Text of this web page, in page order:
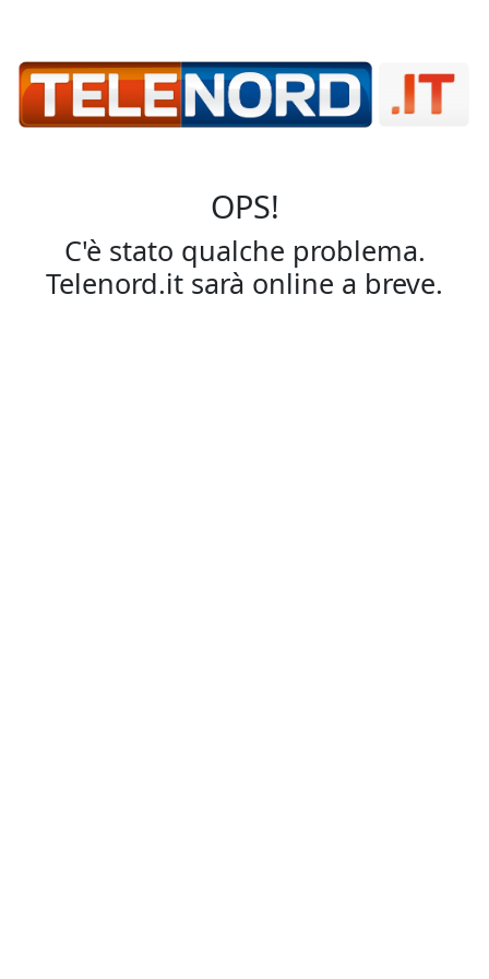
OPS!
C'è stato qualche problema.
Telenord.it sarà online a breve.